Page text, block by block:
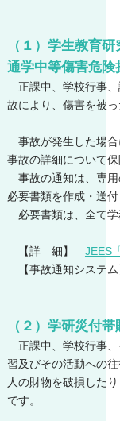
（１）学生教育
通学中等傷害危険
正課中、学校行事、
故により、傷害を被
事故が発生した場合
事故の詳細について
事故の通知は、専用
必要書類を作成・送
必要書類は、全て学
【詳 細】 JEES
【事故通知システ
（２）学研災付
正課中、学校行事、
習及びその活動への
人の財物を破損した
です。